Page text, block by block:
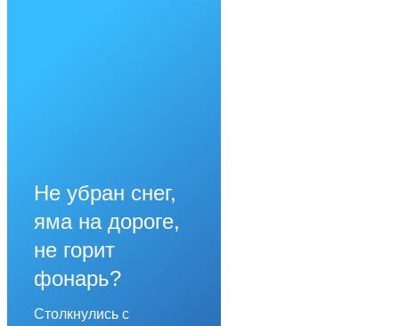
Не убран снег,
яма на дороге,
не горит
фонарь?
Столкнулись с